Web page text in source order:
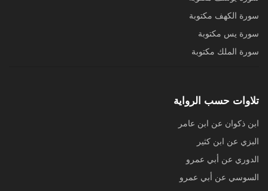
سورة الكهف مكتوبة
سورة يس مكتوبة
سورة الملك مكتوبة
تلاوات حسب الرواية
ابن ذكوان عن ابن عامر
البزي عن ابن كثير
الدوري عن أبي عمرو
السوسي عن أبي عمرو